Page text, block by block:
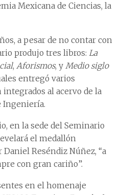
Mexicana de Ciencias, la
a pesar de no contar con
produjo tres libros: La
, Aforismos, y Medio siglo
entregó varios
al acervo de la
Ingeniería.
en la sede del Seminario
el medallón
Reséndiz Núñez, “a
con gran cariño”.
en el homenaje